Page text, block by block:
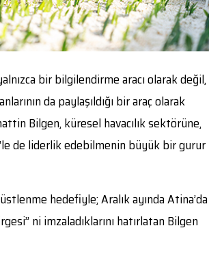
bir bilgilendirme aracı olarak değil,
da paylaşıldığı bir araç olarak
Bilgen, küresel havacılık sektörüne,
de liderlik edebilmenin büyük bir gurur
hedefiyle; Aralık ayında Atina’da
ni imzaladıklarını hatırlatan Bilgen